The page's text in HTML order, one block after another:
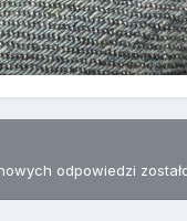
odpowiedzi